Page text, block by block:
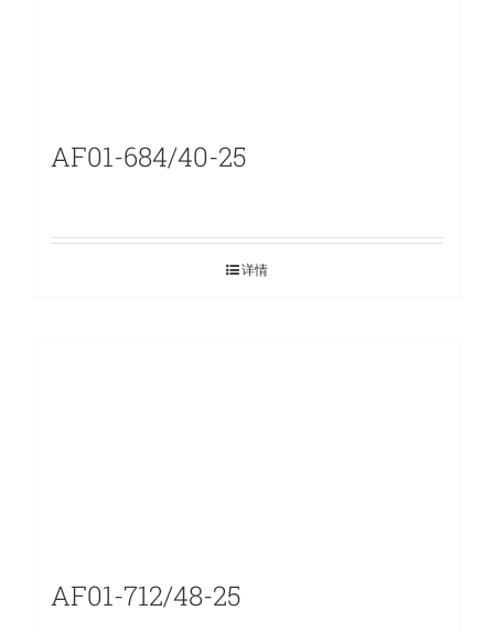
AF01-684/40-25
详情
AF01-712/48-25